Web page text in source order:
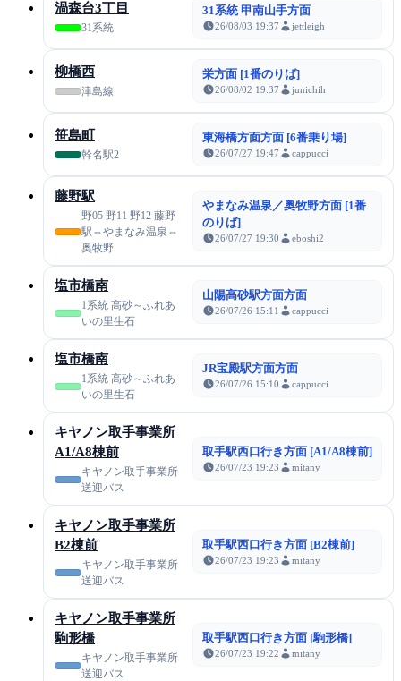
渦森台3丁目
31系統
31系統 甲南山手方面
26/08/03 19:37 jettleigh
柳橋西
津島線
栄方面 [1番のりば]
26/08/02 19:37 junichih
笹島町
幹名駅2
東海橋方面方面 [6番乗り場]
26/07/27 19:47 cappucci
藤野駅
野05 野11 野12 藤野
駅⇔やまなみ温泉⇔
奥牧野
やまなみ温泉／奥牧野方面 [1番
のりば]
26/07/27 19:30 eboshi2
塩市橋南
1系統 高砂～ふれあ
いの里生石
山陽高砂駅方面方面
26/07/26 15:11 cappucci
塩市橋南
1系統 高砂～ふれあ
いの里生石
JR宝殿駅方面方面
26/07/26 15:10 cappucci
キヤノン取手事業所
A1/A8棟前
キヤノン取手事業所
送迎バス
取手駅西口行き方面 [A1/A8棟前]
26/07/23 19:23 mitany
キヤノン取手事業所
B2棟前
キヤノン取手事業所
送迎バス
取手駅西口行き方面 [B2棟前]
26/07/23 19:23 mitany
キヤノン取手事業所
駒形橋
キヤノン取手事業所
送迎バス
取手駅西口行き方面 [駒形橋]
26/07/23 19:22 mitany